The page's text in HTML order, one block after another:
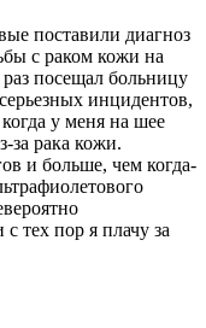
поставили диагноз
с раком кожи на
посещал больницу
инцидентов,
у меня на шее
за рака кожи.
и больше, чем когда-
тех пор я плачу за